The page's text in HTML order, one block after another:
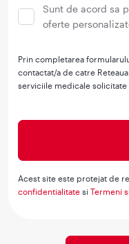
Sunt de acord sa
oferte
Prin completarea
contactat/a de catre
serviciile medicale solicitate
Acest site este protejat de
confidentialitate siTermeni